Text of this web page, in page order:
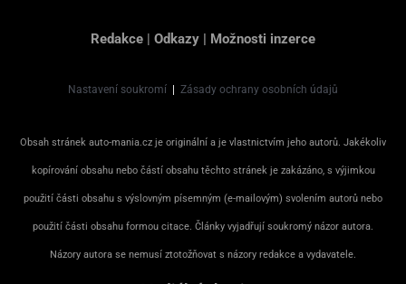
Redakce | Odkazy | Možnosti inzerce
Nastavení soukromí | Zásady ochrany osobních údajů
Obsah stránek auto-mania.cz je originální a je vlastnictvím jeho autorů. Jakékoliv
kopírování obsahu nebo částí obsahu těchto stránek je zakázáno, s výjimkou
použití části obsahu s výslovným písemným (e-mailovým) svolením autorů nebo
použití části obsahu formou citace. Články vyjadřují soukromý názor autora.
Názory autora se nemusí ztotožňovat s názory redakce a vydavatele.